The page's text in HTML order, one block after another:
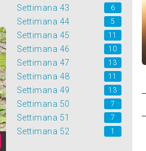
Settimana 43 6
Settimana 44 5
Settimana 45 11
Settimana 46 10
Settimana 47 13
Settimana 48 11
Settimana 49 13
Settimana 50 7
Settimana 51 7
Settimana 52 1